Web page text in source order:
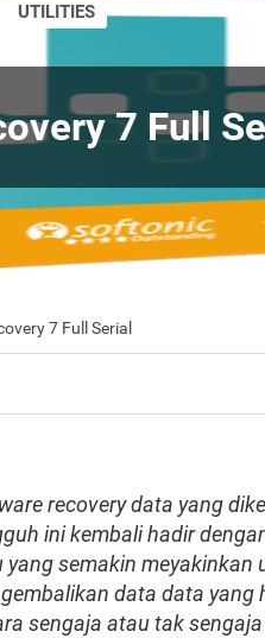
7 Full
UTILITIES
7 Full Serial
recovery data yang
ini kembali hadir
yang semakin meyakinkan
data data yang
sengaja atau tak